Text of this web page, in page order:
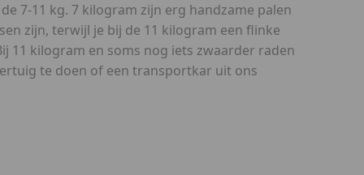
7-11 kg. 7 kilogram zijn erg handzame palen
zijn, terwijl je bij de 11 kilogram een flinke
11 kilogram en soms nog iets zwaarder raden
te doen of een transportkar uit ons